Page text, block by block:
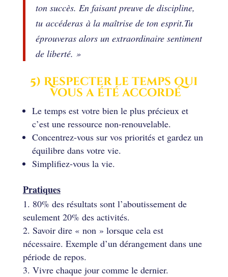
ton succès. En faisant preuve de discipline,
tu accéderas à la maîtrise de ton esprit.Tu
éprouveras alors un extraordinaire sentiment
de liberté. »
5) Respecter le temps qui
vous a été accordé
Le temps est votre bien le plus précieux et
c’est une ressource non-renouvelable.
Concentrez-vous sur vos priorités et gardez un
équilibre dans votre vie.
Simplifiez-vous la vie.
Pratiques
80% des résultats sont l’aboutissement de
seulement 20% des activités.
Savoir dire « non » lorsque cela est
nécessaire. Exemple d’un dérangement dans une
période de repos.
Vivre chaque jour comme le dernier.